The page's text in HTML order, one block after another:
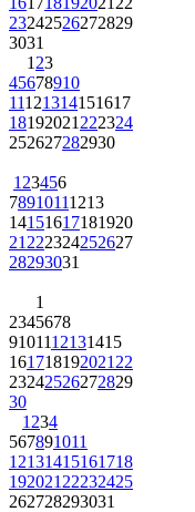
23242526272829
3031
1 23
45678910
11121314151617
18192021 222324
252627282930
1 23456
78910111213
14151617181920
21 222324252627
28293031
1
2345678
9101112131415
161718192021 22
23242526272829
30
1 234
567891011
12131415161718
192021 22232425
262728293031